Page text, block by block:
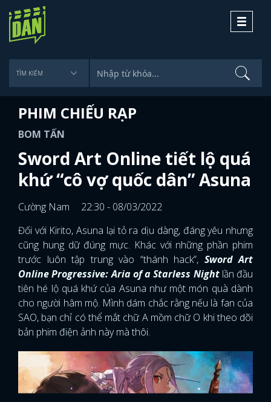
Toggle
PHIM CHIẾU RẠP
BOM TẤN
Sword Art Online tiết lộ quá
khứ “cô vợ quốc dân” Asuna
Cường Nam
22:30 - 08/03/2022
Đối với Kirito, Asuna lại tỏ ra dịu dàng, đáng yêu nhưng
cũng hung dữ đúng mực. Khác với những phần phim
trước luôn tập trung vào “thánh hack”, Sword Art
Online Progressive: Aria of a Starless Night lần đầu
tiên hé lộ quá khứ của Asuna như một món quà dành
cho người hâm mộ. Mình dám chắc rằng nếu là fan của
SAO, bạn chỉ có thể mắt chữ A mồm chữ O khi theo dõi
bản phim điện ảnh này mà thôi.